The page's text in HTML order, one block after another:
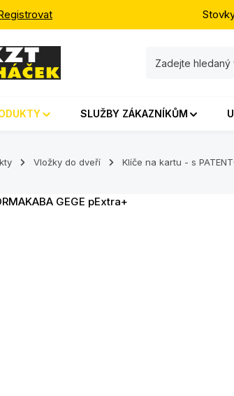
navigaci
SLUŽBY ZÁKAZNÍKŮM
Vložky do dveří Klíče na kartu - s
obrázků